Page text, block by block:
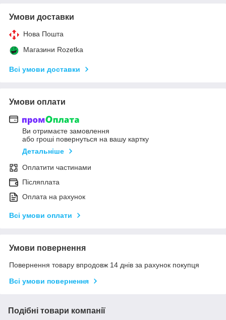
Умови доставки
Нова Пошта
Магазини Rozetka
Всі умови доставки
Умови оплати
Ви отримаєте замовлення
або гроші повернуться на вашу картку
Детальніше
Оплатити частинами
Післяплата
Оплата на рахунок
Всі умови оплати
Умови повернення
Повернення товару впродовж 14 днів за рахунок покупця
Всі умови повернення
Подібні товари компанії